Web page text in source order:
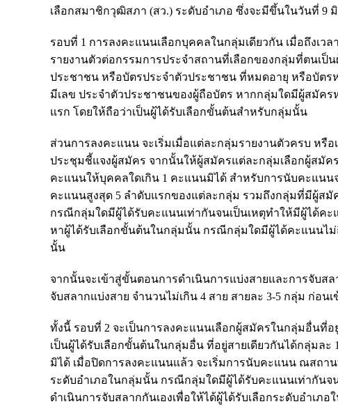
เลือกสมาชิกวุฒิสภา (สว.) ระดับอำเภอ ซึ่งจะมีขึ้นในวันที่ 9 มิ
รอบที่ 1 การลงคะแนนเลือกบุคคลในกลุ่มเดียวกัน เมื่อถึงเว
รายงานตัวต่อกรรมการประจำสถานที่เลือกของกลุ่มที่ตนเป็
ประชาชน หรือบัตรประจำตัวประชาชน ที่หมดอายุ หรือบัต
มีเลข ประจำตัวประชาชนของผู้ถือบัตร หากกลุ่มใดมีผู้สมัคร
แรก โดยให้ถือว่าเป็นผู้ได้รับเลือกขั้นต้นสำหรับกลุ่มนั้น
ส่วนการลงคะแนน จะเริ่มเมื่อแต่ละกลุ่มรายงานตัวครบ หรือ
ประชุมชี้แจงผู้สมัคร จากนั้นให้ผู้สมัครแต่ละกลุ่มเลือกผู้สมัค
คะแนนให้บุคคลใดเกิน 1 คะแนนมิได้ สำหรับการนับคะแนน
คะแนนสูงสุด 5 ลำดับแรกของแต่ละกลุ่ม รวมถึงกลุ่มที่มีผู้สมั
กรณีกลุ่มใดมีผู้ได้รับคะแนนเท่ากันจนเป็นเหตุทำให้มีผู้ได้คะ
หาผู้ได้รับเลือกขั้นต้นในกลุ่มนั้น กรณีกลุ่มใดมีผู้ได้คะแนนไ
นั้น
จากนั้นจะเข้าสู่ขั้นตอนการดำเนินการแบ่งสายและการจับส
จับสลากแบ่งสาย จำนวนไม่เกิน 4 สาย สายละ 3-5 กลุ่ม ก่อนเ
ทั้งนี้ รอบที่ 2 จะเป็นการลงคะแนนเลือกผู้สมัครในกลุ่มอื่น
เป็นผู้ได้รับเลือกขั้นต้นในกลุ่มอื่น ที่อยู่สายเดียวกันได้กลุ่มล
มิได้ เมื่อปิดการลงคะแนนแล้ว จะเริ่มการนับคะแนน ณสถา
ระดับอำเภอในกลุ่มนั้น กรณีกลุ่มใดมีผู้ได้รับคะแนนเท่ากันจ
ดำเนินการจับสลากกันเองเพื่อให้ได้ผู้ได้รับเลือกระดับอำเภอ